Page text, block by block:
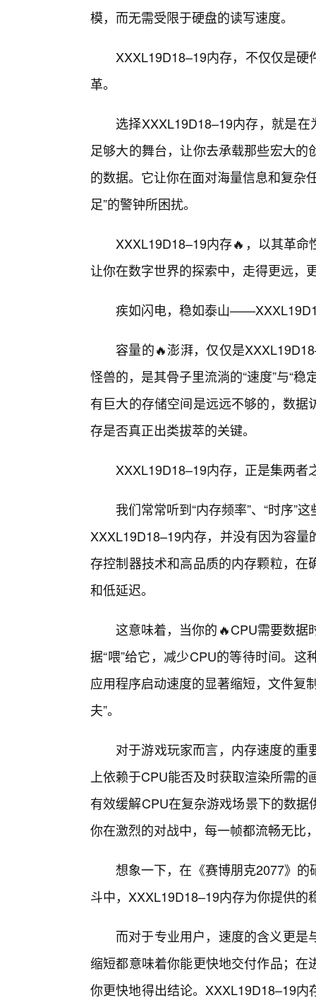
模，而无需受限于硬盘的读写速度。
XXXL19D18–19内存，不仅仅是
革。
选择XXXL19D18–19内存，就是
足够大的舞台，让你去承载那些宏大
的数据。它让你在面对海量信息和复杂
足”的警钟所困扰。
XXXL19D18–19内存🔥，以其革
让你在数字世界的探索中，走得更远，
疾如闪电，稳如泰山
容量的🔥澎湃，仅仅是
怪兽的，是其骨子里流淌的“速度”与“
有巨大的存储空间是远远不够的，数
存是否真正出类拔萃的关键。
XXXL19D18–19内存，正是集两
我们常常听到“内存频率”、“时序”
XXXL19D18–19内存，并没有因为容
存控制器技术和高品质的内存颗粒，
和低延迟。
这意味着，当你的🔥CPU需要数据
据“喂”给它，减少CPU的等待时间。
应用程序启动速度的显著缩短，文件复
夫”。
对于游戏玩家而言，内存速度的
上依赖于CPU能否及时获取渲染所需
有效缓解CPU在复杂游戏场景下的数
你在激烈的对战中，每一帧都流畅无比
想象一下，在《赛博朋克2077》
斗中，XXXL19D18–19内存为你提供
而对于专业用户，速度的含义更
缩短都意味着你能更快地交付作品；
你更快地得出结论。XXXL19D18–19